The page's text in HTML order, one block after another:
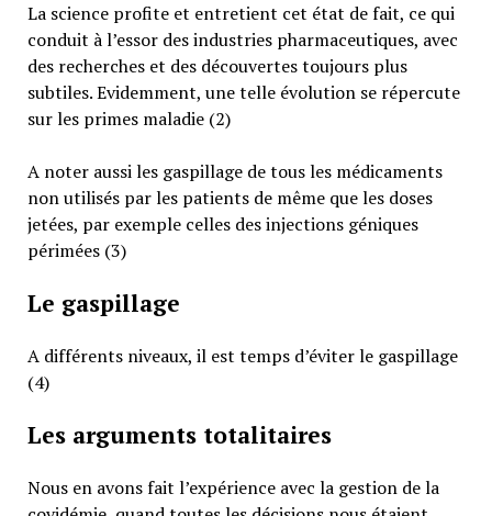
La science profite et entretient cet état de fait, ce qui
conduit à l’essor des industries pharmaceutiques, avec
des recherches et des découvertes toujours plus
subtiles. Evidemment, une telle évolution se répercute
sur les primes maladie (2)
A noter aussi les gaspillage de tous les médicaments
non utilisés par les patients de même que les doses
jetées, par exemple celles des injections géniques
périmées (3)
Le gaspillage
A différents niveaux, il est temps d’éviter le gaspillage
(4)
Les arguments totalitaires
Nous en avons fait l’expérience avec la gestion de la